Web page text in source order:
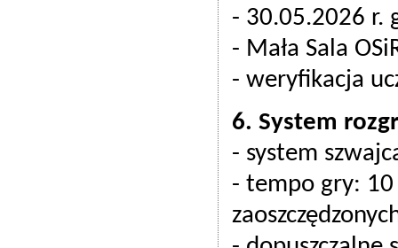
- 30.05.2026 r.
- Mała Sala
- weryfikacja
6. System
- system
- tempo gry: